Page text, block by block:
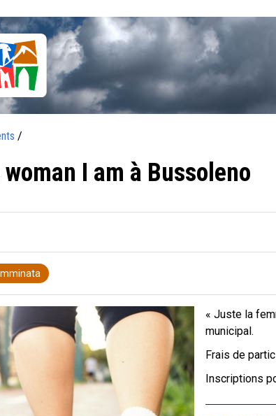
/
I am à Bussoleno
« Juste la
municipal.
Frais de
Inscriptions